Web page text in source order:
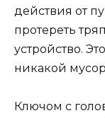
действия от
протереть
устройство.
никакой
Ключом с